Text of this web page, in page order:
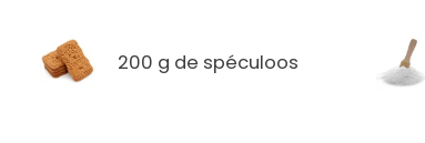
200 g de spéculoos